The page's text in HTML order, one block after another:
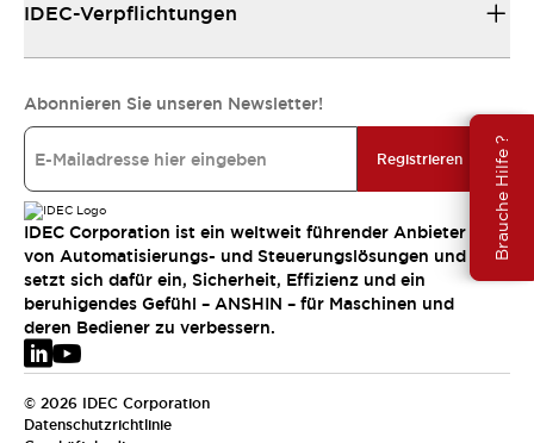
Brauche Hilfe ?
IDEC-Verpflichtungen
Abonnieren Sie unseren Newsletter!
Registrieren
IDEC Corporation ist ein weltweit führender Anbieter
von Automatisierungs- und Steuerungslösungen und
setzt sich dafür ein, Sicherheit, Effizienz und ein
beruhigendes Gefühl – ANSHIN – für Maschinen und
deren Bediener zu verbessern.
© 2026 IDEC Corporation
Datenschutzrichtlinie